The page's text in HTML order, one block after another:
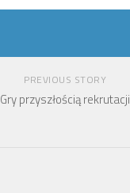
PREVIOUS STORY
Gry przyszłością rekrutacji